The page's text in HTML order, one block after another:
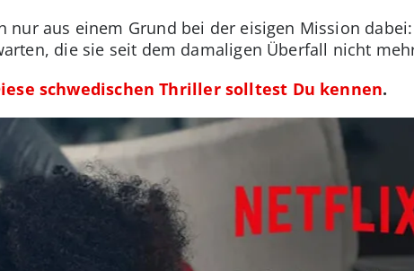
nur aus einem Grund bei der eisigen Mission
die sie seit dem damaligen Überfall nicht
schwedischen Thriller solltest Du kennen.